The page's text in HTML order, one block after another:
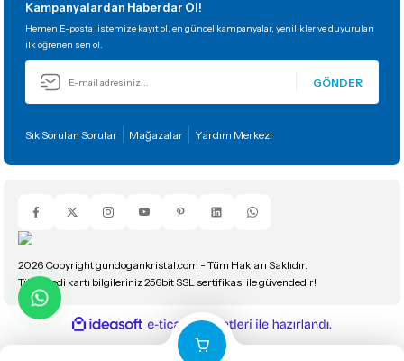
Kampanyalardan Haberdar Ol!
Hemen E-posta listemize kayıt ol, en güncel kampanyalar, yenilikler ve duyuruları
ilk öğrenen sen ol.
GÖNDER
Sık Sorulan Sorular Mağazalar Yardım Merkezi
2026 Copyright gundogankristal.com - Tüm Hakları Saklıdır.
Tüm kredi kartı bilgileriniz 256bit SSL sertifikası ile güvendedir!
ideasoft
e-